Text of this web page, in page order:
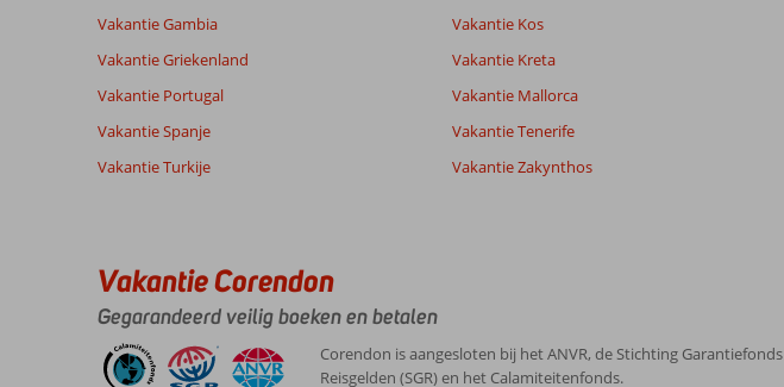
Vakantie Gambia
Vakantie Griekenland
Vakantie Portugal
Vakantie Spanje
Vakantie Turkije
Vakantie Kos
Vakantie Kreta
Vakantie Mallorca
Vakantie Tenerife
Vakantie Zakynthos
Vakantie Corendon
Gegarandeerd veilig boeken en betalen
Corendon is aangesloten bij het ANVR, de Stichting Garantiefonds
Reisgelden (SGR) en het Calamiteitenfonds.